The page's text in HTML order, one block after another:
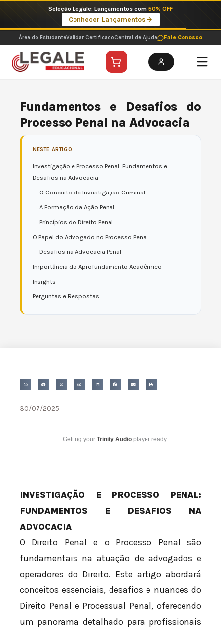
o
conteúdo
Seleção Legale: Lançamentos com 50% OFF
Conhecer Lançamentos
Área do EstudanteValidar CertificadoCentral de Ajuda Fale Conosco
Fundamentos e Desafios do
Processo Penal na Advocacia
NESTE ARTIGO
Investigação e Processo Penal: Fundamentos e
Desafios na Advocacia
O Conceito de Investigação Criminal
A Formação da Ação Penal
Princípios do Direito Penal
O Papel do Advogado no Processo Penal
Desafios na Advocacia Penal
Importância do Aprofundamento Acadêmico
Insights
Perguntas e Respostas
30/07/2025
Getting your Trinity Audio player ready...
INVESTIGAÇÃO E PROCESSO PENAL:
FUNDAMENTOS E DESAFIOS NA
ADVOCACIA
O Direito Penal e o Processo Penal são
fundamentais na atuação de advogados e
operadores do Direito. Este artigo abordará
conceitos essenciais, desafios e nuances do
Direito Penal e Processual Penal, oferecendo
um panorama detalhado para profissionais